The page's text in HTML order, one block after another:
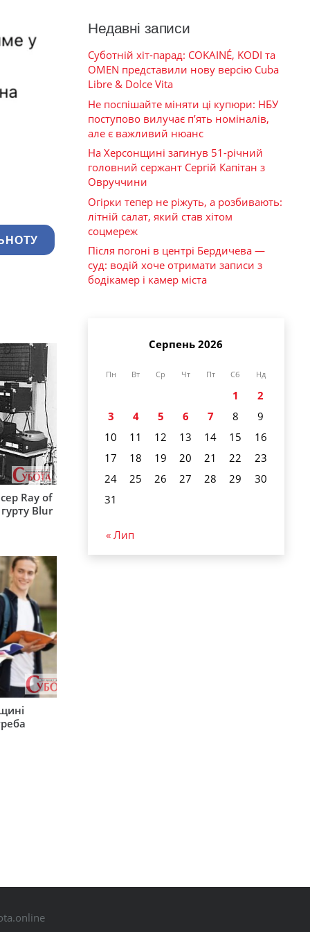
Ray of
Blur
Недавні записи
Суботній хіт-парад: COKAINÉ, KODI та
OMEN представили нову версію Cuba
Libre & Dolce Vita
Не поспішайте міняти ці купюри: НБУ
поступово вилучає п’ять номіналів,
але є важливий нюанс
На Херсонщині загинув 51-річний
головний сержант Сергій Капітан з
Овруччини
Огірки тепер не ріжуть, а розбивають:
літній салат, який став хітом
соцмереж
Після погоні в центрі Бердичева —
суд: водій хоче отримати записи з
бодікамер і камер міста
Серпень 2026
Пн Вт Ср Чт Пт Сб Нд
1
2
3
4 5 6 7 8
9
10
11 12 13 14 15
16
17
18 19 20 21 22
23
24
25 26 27 28 29
30
31
« Лип